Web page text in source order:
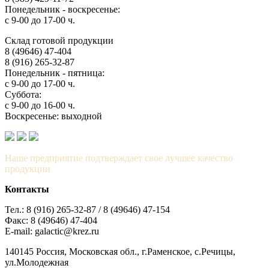
Понедельник - воскресенье:
с 9-00 до 17-00 ч.
Склад готовой продукции
8 (49646) 47-404
8 (916) 265-32-87
Понедельник - пятница:
с 9-00 до 17-00 ч.
Суббота:
с 9-00 до 16-00 ч.
Воскресенье: выходной
Наше предприятие подтверждает свое лучшее качество
продукции
Контакты
Тел.: 8 (916) 265-32-87 / 8 (49646) 47-154
Факс: 8 (49646) 47-404
E-mail: galactic@krez.ru
140145 Россия, Московская обл., г.Раменское, с.Речицы,
ул.Молодежная